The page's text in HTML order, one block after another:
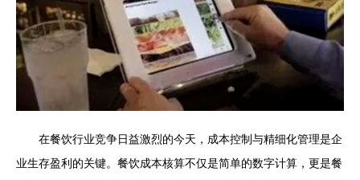
在餐饮行业竞争日益激烈的今天，成本控制与精细化管理是企
业生存盈利的关键。餐饮成本核算不仅是简单的数字计算，更是餐